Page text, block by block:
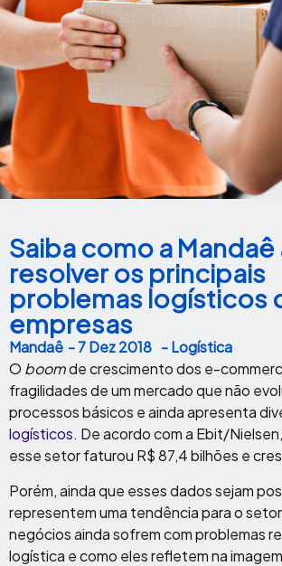
Saiba como a Mandaê
resolver os principais
problemas logísticos
empresas
Mandaê -7 Dez 2018 - Logística
O boomde crescimento dos e-
fragilidades de um mercado que não
processos básicos e ainda apresenta
logísticos. De acordo com a Ebit/
esse setor faturou R$ 87,4 bilhões e
Porém, ainda que esses dados sejam
representem uma tendência para o
negócios ainda sofrem com problemas
logística e como eles refletem na